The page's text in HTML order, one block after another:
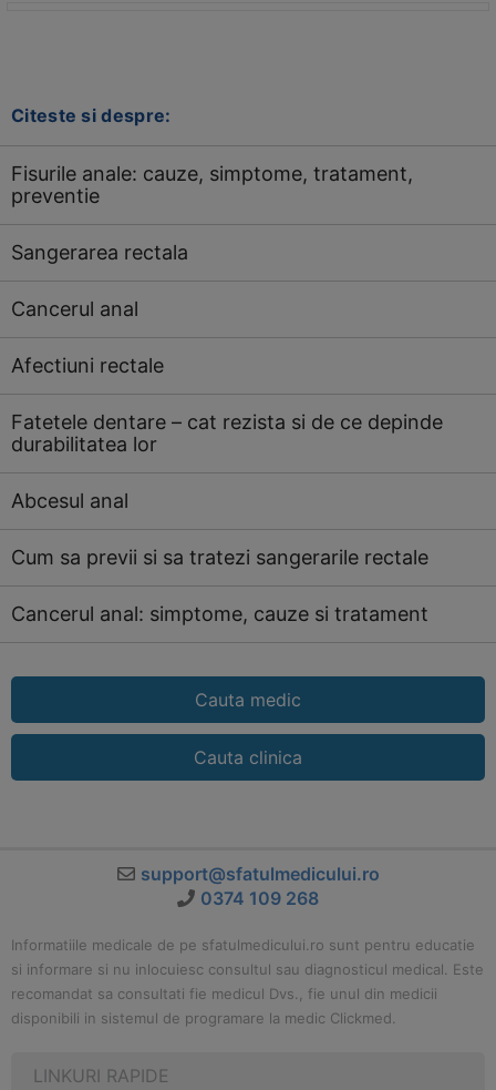
Citeste si despre:
Fisurile anale: cauze, simptome, tratament,
preventie
Sangerarea rectala
Cancerul anal
Afectiuni rectale
Fatetele dentare – cat rezista si de ce depinde
durabilitatea lor
Abcesul anal
Cum sa previi si sa tratezi sangerarile rectale
Cancerul anal: simptome, cauze si tratament
Cauta medic
Cauta clinica
support@sfatulmedicului.ro
0374 109 268
Informatiile medicale de pe sfatulmedicului.ro sunt pentru educatie
si informare si nu inlocuiesc consultul sau diagnosticul medical. Este
recomandat sa consultati fie medicul Dvs., fie unul din medicii
disponibili in sistemul de programare la medic Clickmed.
LINKURI RAPIDE